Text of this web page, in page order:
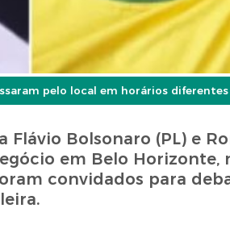
pelo local em horários
Bolsonaro (PL) e
em Belo Horizonte,
convidados para